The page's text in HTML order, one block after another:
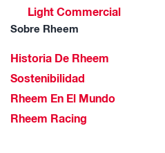
Light Commercial
Sobre Rheem
Historia De Rheem
Sostenibilidad
Rheem En El Mundo
Rheem Racing